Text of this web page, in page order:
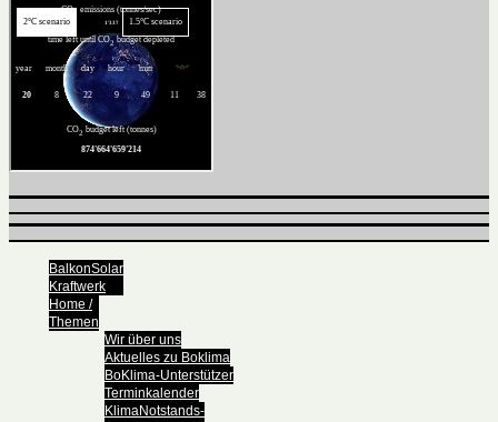
BalkonSolar
Kraftwerk
Home /
Themen
Wir über uns
Aktuelles zu Boklima
BoKlima-Unterstützer
Terminkalender
KlimaNotstands-